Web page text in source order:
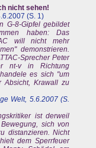
nicht sehen!
(S. 1)
G-8-Gipfel gebildet
haben: Das
will nicht mehr
demonstrieren.
Sprecher Peter
nt-v in Richtung
es sich "um
Absicht, Krawall zu
Welt, 5.6.2007 (S.
ist derweil
sich von
distanzieren. Nicht
dem Sperrfeuer